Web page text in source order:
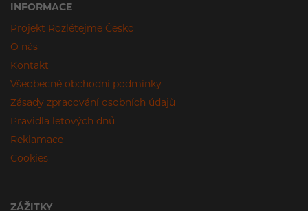
INFORMACE
Projekt Rozlétejme Česko
O nás
Kontakt
Všeobecné obchodní podmínky
Zásady zpracování osobních údajů
Pravidla letových dnů
Reklamace
Cookies
ZÁŽITKY